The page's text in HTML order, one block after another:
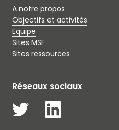
A notre propos
Objectifs et activités
Equipe
Sites MSF
Sites ressources
Réseaux sociaux